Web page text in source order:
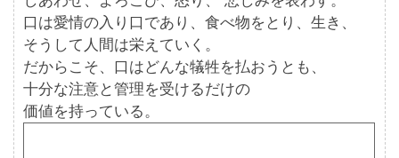
口は愛情の入り口であり、食べ物をとり、生き、
そうして人間は栄えていく。
だからこそ、口はどんな犠牲を払おうとも、
十分な注意と管理を受けるだけの
価値を持っている。